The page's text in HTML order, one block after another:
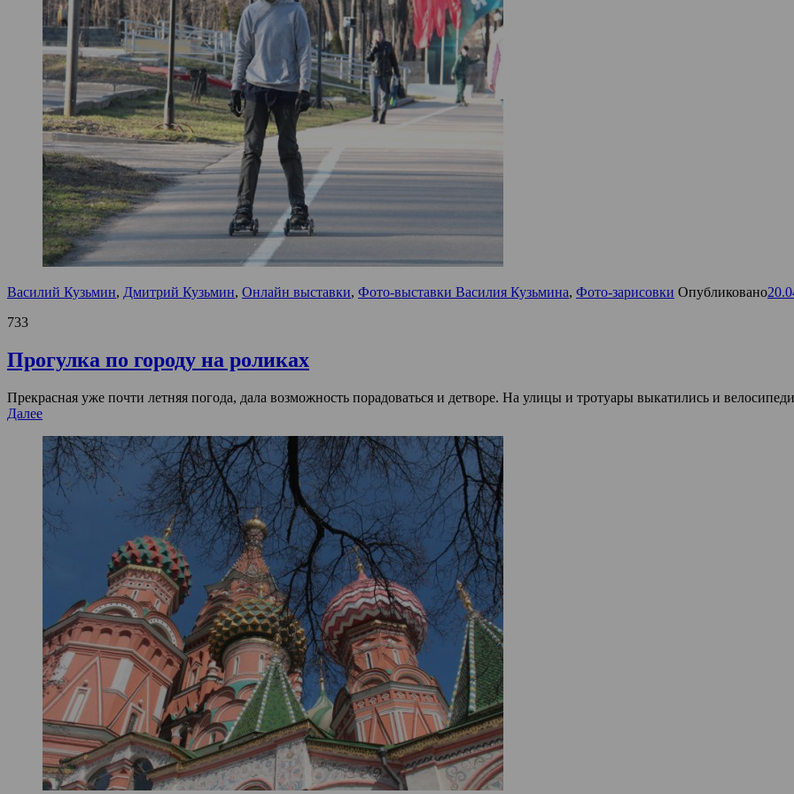
Василий Кузьмин, Дмитрий Кузьмин, Онлайн выставки, Фото-выставки Василия Кузьмина, Фото-зарисовки Опубликовано
733
Прогулка по городу на роликах
Прекрасная уже почти летняя погода, дала возможность порадоваться и детворе. На улицы и тротуары выкатились и
Далее